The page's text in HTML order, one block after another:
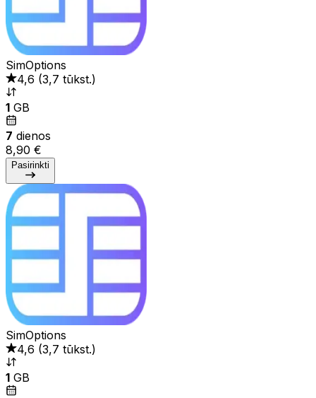
SimOptions
4,6 (3,7 tūkst.)
1 GB
7 dienos
8,90 €
Pasirinkti
SimOptions
4,6 (3,7 tūkst.)
1 GB